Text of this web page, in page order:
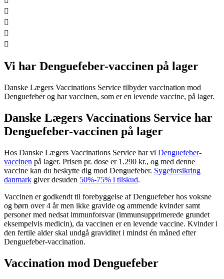
Vi har Denguefeber-vaccinen på lager
Danske Lægers Vaccinations Service tilbyder vaccination mod
Denguefeber og har vaccinen, som er en levende vaccine, på lager.
Danske Lægers Vaccinations Service har
Denguefeber-vaccinen på lager
Hos Danske Lægers Vaccinations Service har vi Denguefeber-
vaccinen på lager. Prisen pr. dose er 1.290 kr., og med denne
vaccine kan du beskytte dig mod Denguefeber. Sygeforsikring
danmark giver desuden 50%-75% i tilskud.
Vaccinen er godkendt til forebyggelse af Denguefeber hos voksne
og børn over 4 år men ikke gravide og ammende kvinder samt
personer med nedsat immunforsvar (immunsupprimerede grundet
eksempelvis medicin), da vaccinen er en levende vaccine. Kvinder i
den fertile alder skal undgå graviditet i mindst én måned efter
Denguefeber-vaccination.
Vaccination mod Denguefeber